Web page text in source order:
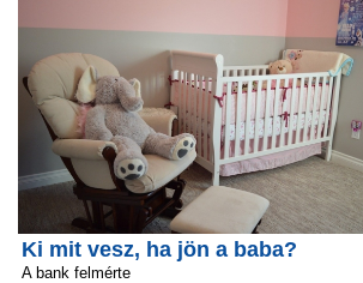
Ki mit vesz, ha jön a baba?
A bank felmérte